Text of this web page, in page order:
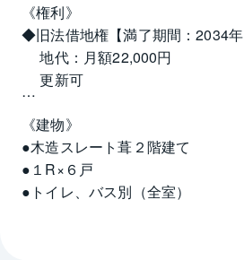
《権利》
◆旧法借地権【満了期間：2034年
地代：月額22,000円
更新可
《建物》
●木造スレート葺２階建て
●１R×６戸
●トイレ、バス別（全室）